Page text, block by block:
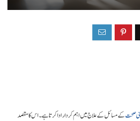
صحتکے مسائل کے علاج میں اہم کردار ادا کرتا ہے۔ اس کا مقصد